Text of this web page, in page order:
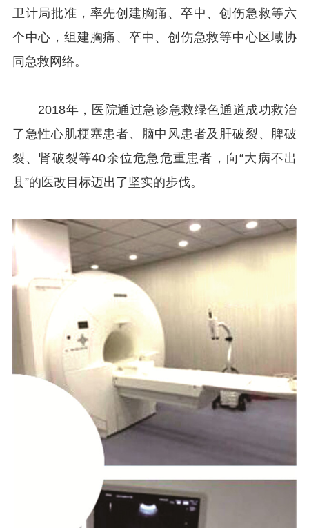
卫计局批准，率先创建胸痛、卒中、创伤急救等六
个中心，组建胸痛、卒中、创伤急救等中心区域协
同急救网络。
2018年，医院通过急诊急救绿色通道成功救治
了急性心肌梗塞患者、脑中风患者及肝破裂、脾破
裂、肾破裂等40余位危急危重患者，向“大病不出
县”的医改目标迈出了坚实的步伐。